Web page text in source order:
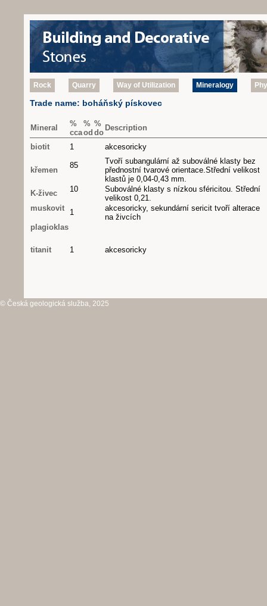
Rock Quarry Way of Utilization Mineralogy
Trade name: boháňský pískovec
Mineral
%
cca
%
od
%
do
Description
biotit 1 akcesoricky
křemen
85
Tvoří subangulární až suboválné klasty bez
přednostní tvarové orientace.Střední velikost
klastů je 0,04-0,43 mm.
K-živec
10
Suboválné klasty s nízkou sféricitou. Střední
velikost 0,21.
muskovit
1
akcesoricky, sekundární sericit tvoří alterace
na živcích
plagioklas
titanit 1 akcesoricky
© Česká geologická služba, 2025